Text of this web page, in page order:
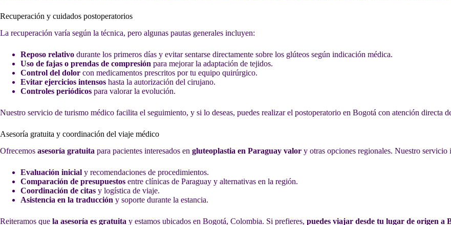
Recuperación y cuidados postoperatorios
La recuperación varía según la técnica, pero algunas pautas generales incluyen:
Reposo relativo durante los primeros días y evitar sentarse directamente sobre los glúteos según indicación médica.
Uso de fajas o prendas de compresión para mejorar la adaptación de tejidos.
Control del dolor con medicamentos prescritos por tu equipo quirúrgico.
Evitar ejercicios intensos hasta la autorización del cirujano.
Controles periódicos para valorar la evolución.
Nuestro servicio de turismo médico facilita el seguimiento, y si lo deseas, puedes realizar el postoperatorio en Bogotá con atención directa
Asesoría gratuita y coordinación del viaje médico
Ofrecemos asesoría gratuita para pacientes interesados en gluteoplastia en Paraguay valor y otras opciones regionales. Nuestro servicio
Evaluación inicial y recomendaciones de procedimientos.
Comparación de presupuestos entre clínicas de Paraguay y alternativas en la región.
Coordinación de citas y logística de viaje.
Asistencia en la traducción y soporte durante la estancia.
Reiteramos que la asesoría es gratuita y estamos ubicados en Bogotá, Colombia. Si prefieres, puedes viajar desde tu lugar de origen a